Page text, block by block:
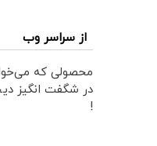
از سراسر وب
محصولی که
در شگفت انگیز
!